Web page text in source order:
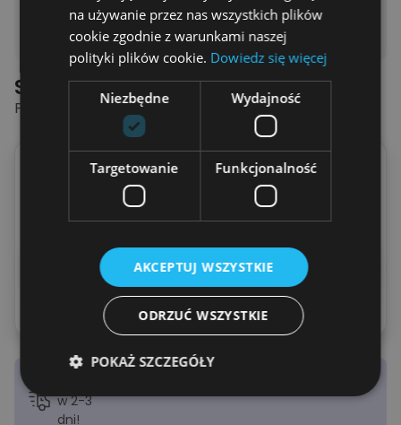
Spersonalizowana Koszulka
POTWORNIE FAJNY CHŁOPAK
Wpisz imię
Maksymalnie100Liter)
Podglądnij swoją koszulkę
w 2-3
dni!
na używanie przez nas wszystkich plików
cookie zgodnie z warunkami naszej
polityki plików cookie. Dowiedz się więcej
Niezbędne Wydajność
Targetowanie Funkcjonalność
AKCEPTUJ WSZYSTKIE
ODRZUĆ WSZYSTKIE
POKAŻ SZCZEGÓŁY